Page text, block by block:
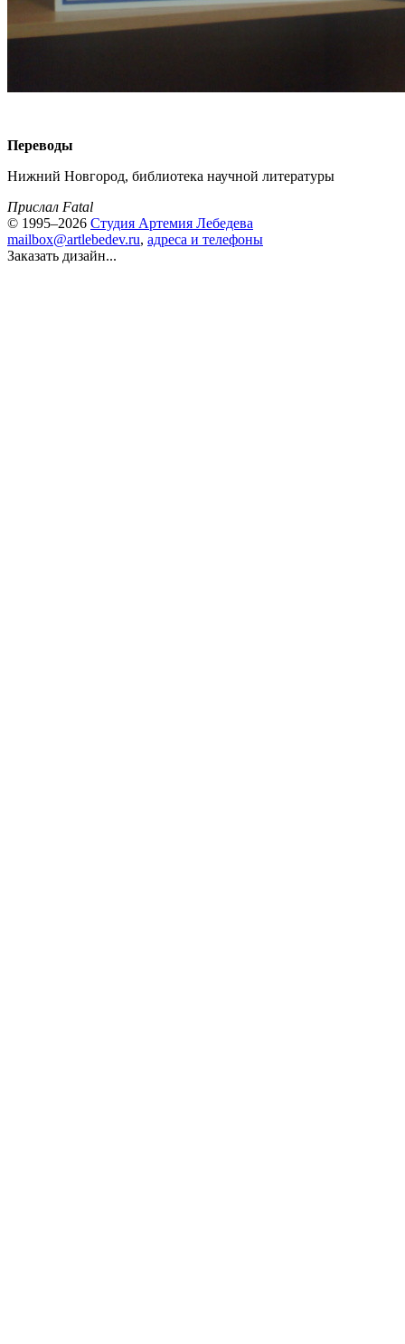
Переводы
Нижний Новгород, библиотека научной литературы
Прислал Fatal
© 1995–2026 Студия Артемия Лебедева
mailbox@artlebedev.ru, адреса и телефоны
Заказать дизайн...